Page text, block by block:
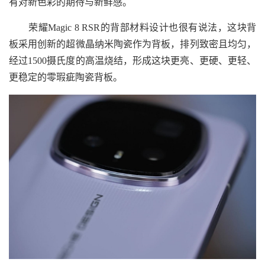
荣耀Magic 8 RSR的背部材料设计也很有说法，这块背
板采用创新的超微晶纳米陶瓷作为背板，排列致密且均匀，
经过1500摄氏度的高温烧结，形成这块更亮、更硬、更轻、
更稳定的零瑕疵陶瓷背板。